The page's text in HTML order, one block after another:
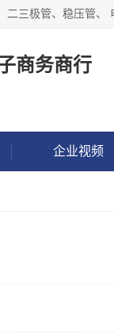
商务商行
企业视频